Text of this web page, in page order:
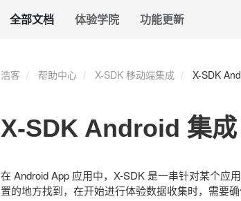
全部文档 体验学院 功能更新
浩客 帮助中心 X-SDK 移动端集成 X-SDK
X-SDK Android 集成
在 Android App 应用中，X-SDK 是一串针对某个应
置的地方找到，在开始进行体验数据收集时，需要